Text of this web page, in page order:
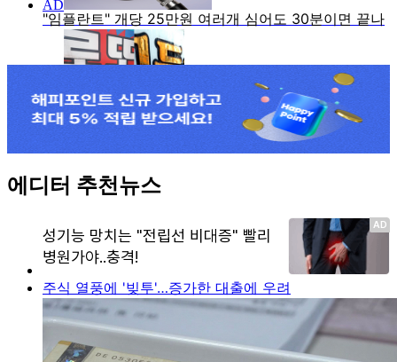
에디터 추천뉴스
주식 열풍에 '빚투'…증가한 대출에 우려